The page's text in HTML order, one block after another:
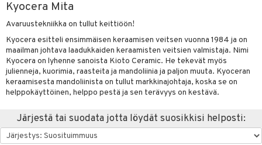
Kyocera Mita
Avaruustekniikka on tullut keittiöön!
Kyocera esitteli ensimmäisen keraamisen veitsen vuonna 1984 ja on
maailman johtava laadukkaiden keraamisten veitsien valmistaja. Nimi
Kyocera on lyhenne sanoista Kioto Ceramic. He tekevät myös
julienneja, kuorimia, raasteita ja mandoliinia ja paljon muuta. Kyoceran
keraamisesta mandoliinista on tullut markkinajohtaja, koska se on
helppokäyttöinen, helppo pestä ja sen terävyys on kestävä.
Järjestä tai suodata jotta löydät suosikkisi helposti:
& Sähkövatkaimet
koneet
& Cocktailasit
& Aveclasit
lautaset
Kattilat
Maustemyllyt
tekstiilit
& Tyynyliinat
& Peitot
& Korit
& Veistokset
Art
& Lyhdyt
& Hyllyt
& Koukut
tekstiilit
tekstiilit
tekstiilit
hyönteissuoja
ruokinta
& Lyhdyt